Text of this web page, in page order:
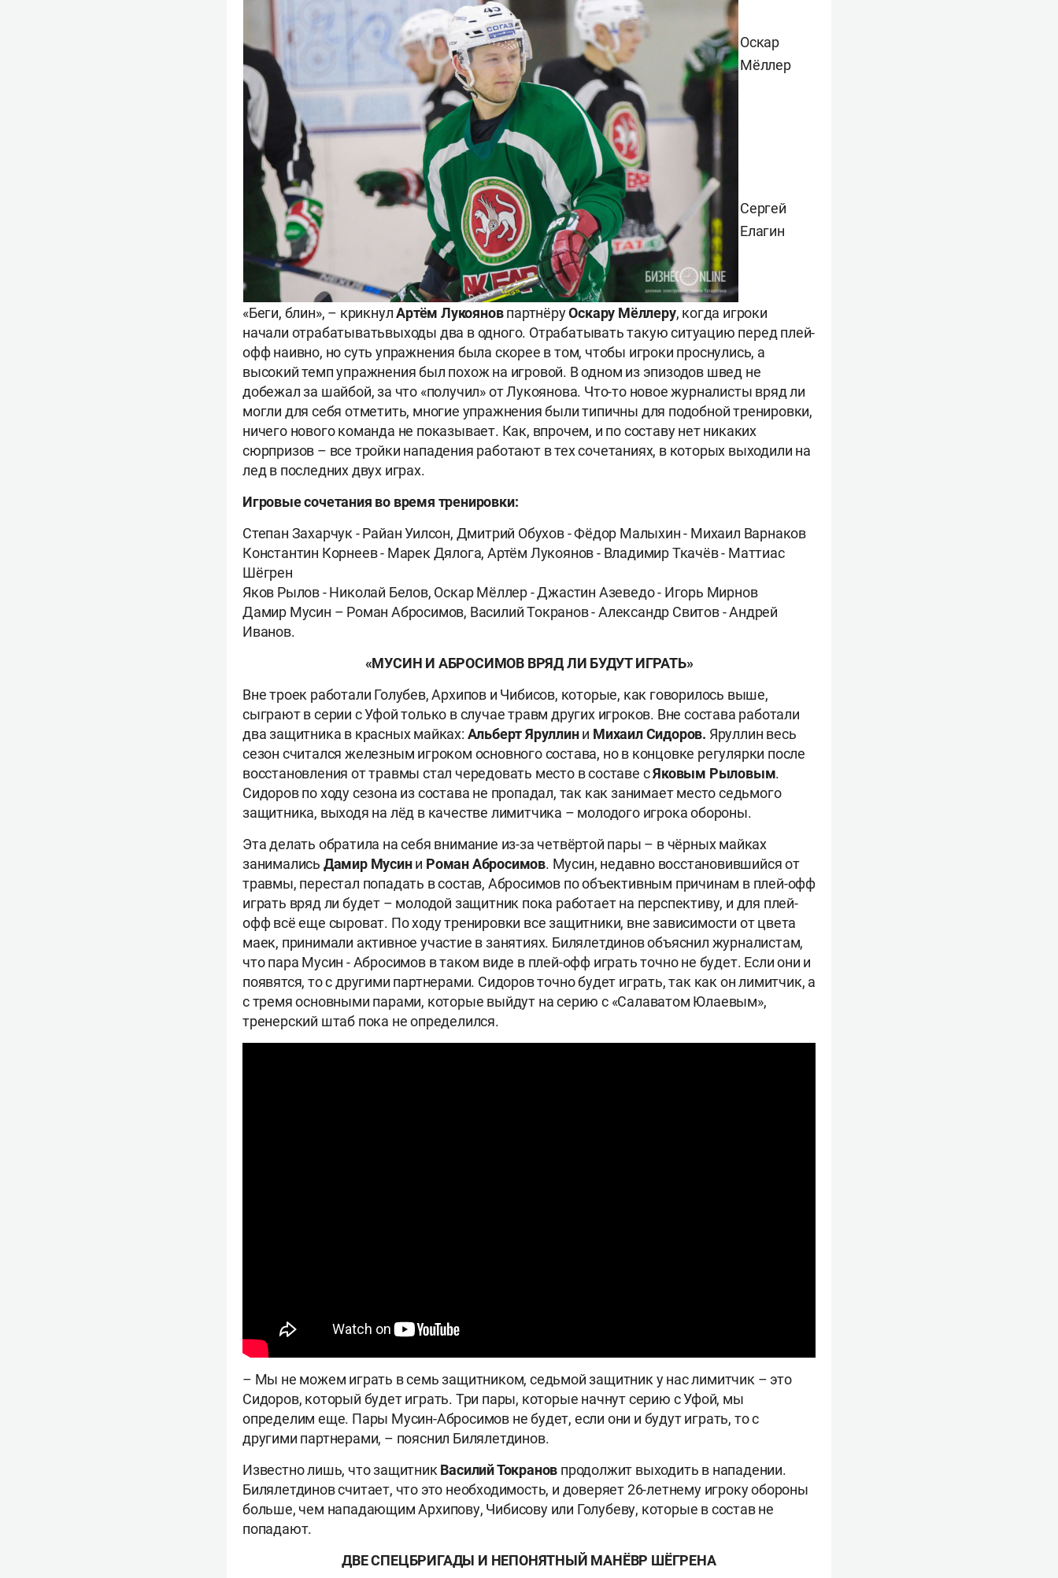
Оскар
Мёллер
Сергей
Елагин
«Беги, блин», – крикнулАртём ЛукояновпартнёруОскару Мёллеру, когда игроки
начали отрабатыватьвыходы два в одного. Отрабатывать такую ситуацию перед плей-
офф наивно, но суть упражнения была скорее в том, чтобы игроки проснулись, а
высокий темп упражнения был похож на игровой. В одном из эпизодов швед не
добежал за шайбой, за что «получил» от Лукоянова. Что-то новое журналисты вряд ли
могли для себя отметить, многие упражнения были типичны для подобной тренировки,
ничего нового команда не показывает. Как, впрочем, и по составу нет никаких
сюрпризов – все тройки нападения работают в тех сочетаниях, в которых выходили на
лед в последних двух играх.
Игровые сочетания во время тренировки:
Степан Захарчук - Райан Уилсон, Дмитрий Обухов - Фёдор Малыхин - Михаил Варнаков
Константин Корнеев - Марек Дялога, Артём Лукоянов - Владимир Ткачёв - Маттиас
Шёгрен
Яков Рылов - Николай Белов, Оскар Мёллер - Джастин Азеведо - Игорь Мирнов
Дамир Мусин – Роман Абросимов, Василий Токранов - Александр Свитов - Андрей
Иванов.
«МУСИН И АБРОСИМОВ ВРЯД ЛИ БУДУТ ИГРАТЬ»
Вне троек работали Голубев, Архипов и Чибисов, которые, как говорилось выше,
сыграют в серии с Уфой только в случае травм других игроков. Вне состава работали
два защитника в красных майках: Альберт Яруллини Михаил Сидоров. Яруллин весь
сезон считался железным игроком основного состава, но в концовке регулярки после
восстановления от травмы стал чередовать место в составе сЯковым Рыловым.
Сидоров по ходу сезона из состава не пропадал, так как занимает место седьмого
защитника, выходя на лёд в качестве лимитчика – молодого игрока обороны.
Эта делать обратила на себя внимание из-за четвёртой пары – в чёрных майках
занимались Дамир Мусини Роман Абросимов. Мусин, недавно восстановившийся от
травмы, перестал попадать в состав, Абросимов по объективным причинам в плей-офф
играть вряд ли будет – молодой защитник пока работает на перспективу, и для плей-
офф всё еще сыроват. По ходу тренировки все защитники, вне зависимости от цвета
маек, принимали активное участие в занятиях. Билялетдинов объяснил журналистам,
что пара Мусин - Абросимов в таком виде в плей-офф играть точно не будет. Если они и
появятся, то с другими партнерами. Сидоров точно будет играть, так как он лимитчик, а
с тремя основными парами, которые выйдут на серию с «Салаватом Юлаевым»,
тренерский штаб пока не определился.
– Мы не можем играть в семь защитником, седьмой защитник у нас лимитчик – это
Сидоров, который будет играть. Три пары, которые начнут серию с Уфой, мы
определим еще. Пары Мусин-Абросимов не будет, если они и будут играть, то с
другими партнерами, – пояснил Билялетдинов.
Известно лишь, что защитникВасилий Токранов продолжит выходить в нападении.
Билялетдинов считает, что это необходимость, и доверяет 26-летнему игроку обороны
больше, чем нападающим Архипову, Чибисову или Голубеву, которые в состав не
попадают.
ДВЕ СПЕЦБРИГАДЫ И НЕПОНЯТНЫЙ МАНЁВР ШЁГРЕНА